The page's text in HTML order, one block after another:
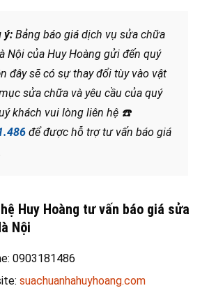
ý: Bảng báo giá dịch vụ sửa chữa
Nội của Huy Hoàng gửi đến quý
đây sẽ có sự thay đổi tùy vào vật
sửa chữa và yêu cầu của quý
khách vui lòng liên hệ ☎️
để được hỗ trợ tư vấn báo giá
Huy Hoàng tư vấn báo giá sửa
Nội
0903181486
suachuanhahuyhoang.com